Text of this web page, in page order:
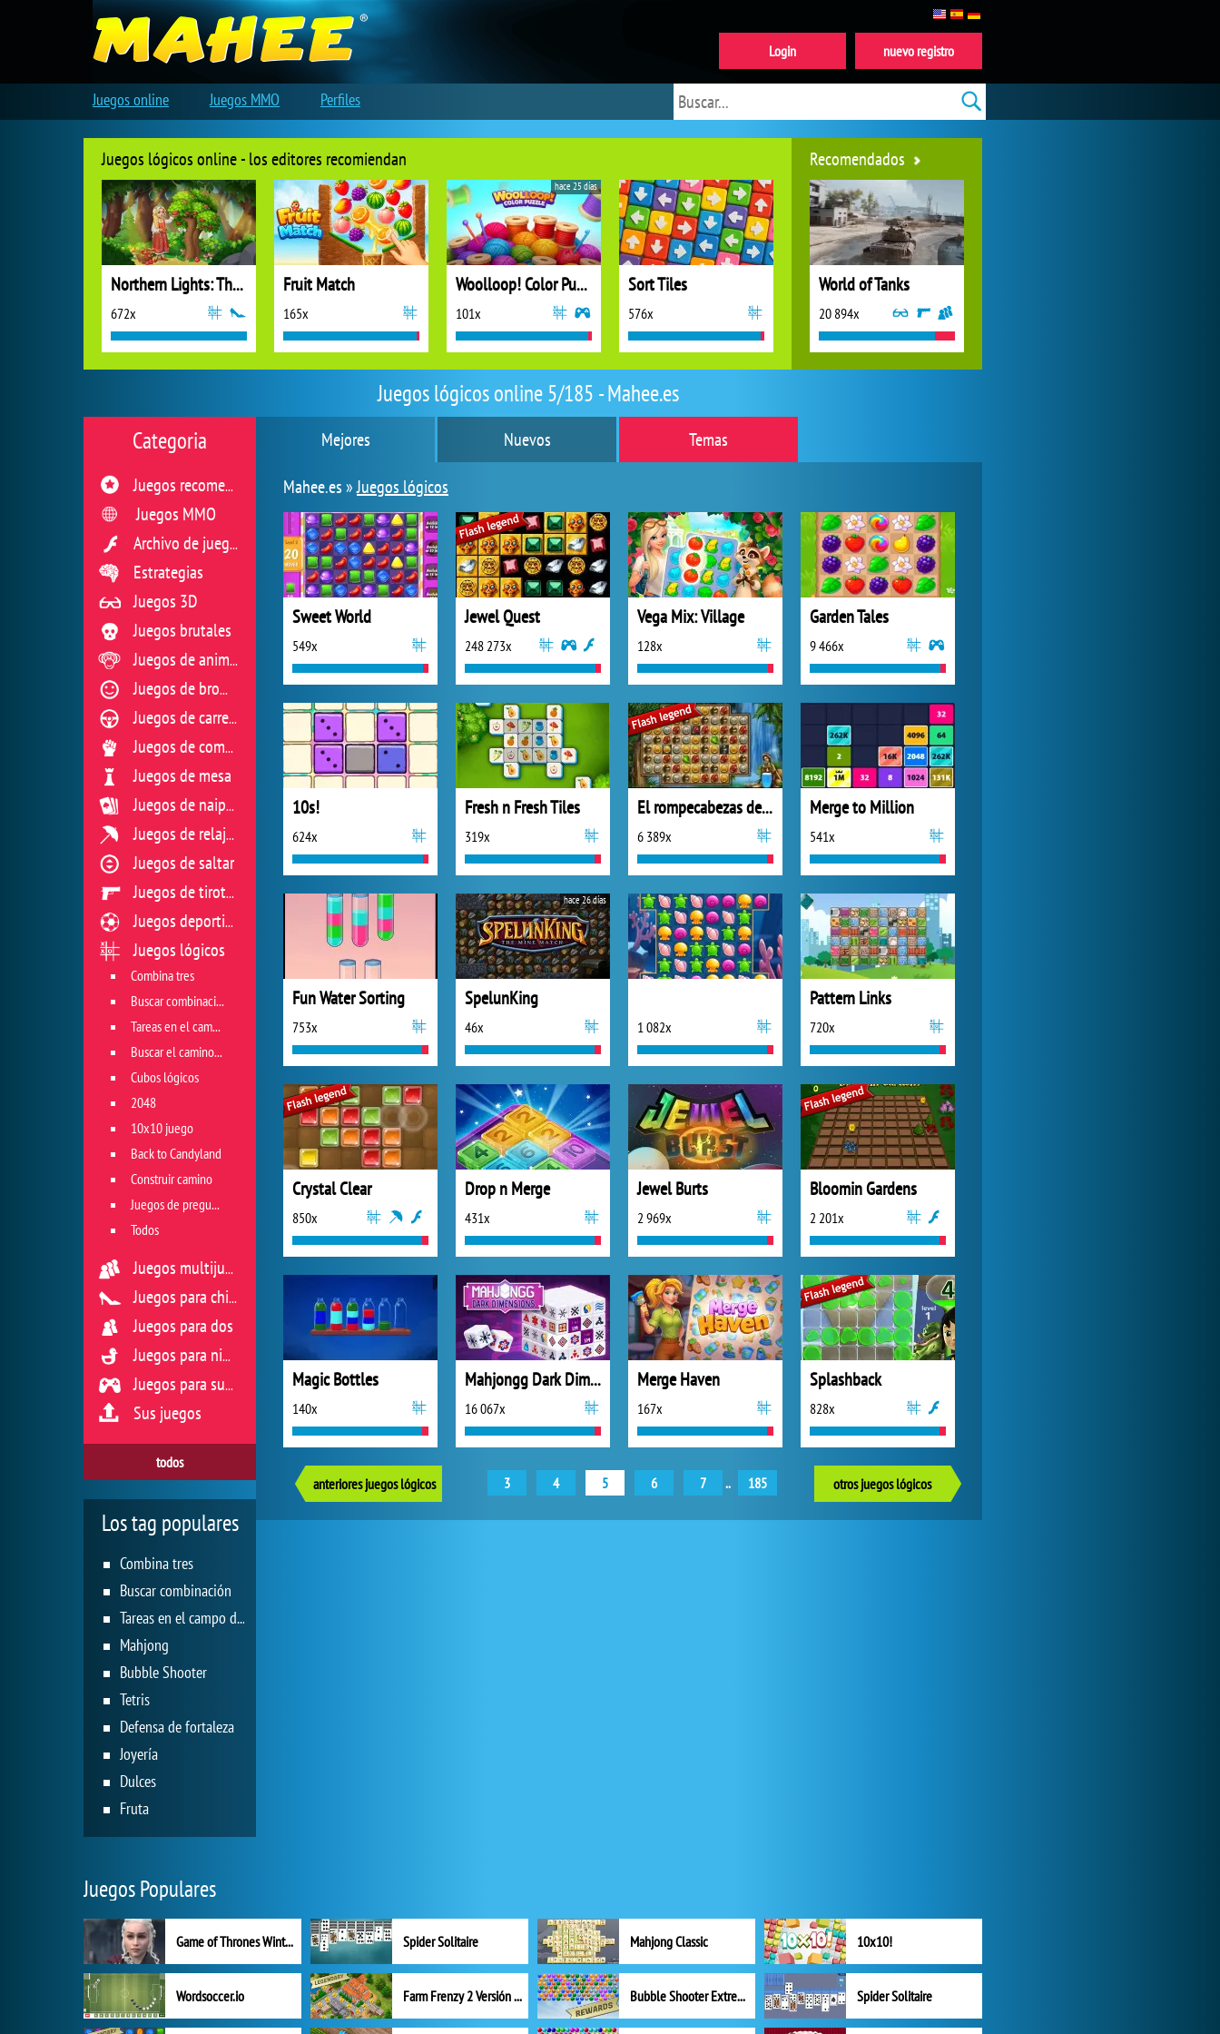
Juegos lógicos online 5/185 - Mahee.es
Mejores Nuevos
Temas
Mahee.es »Juegos lógicos
Sweet World
549x
Jewel Quest
248 273x
Vega Mix: Village
128x
Garden Tales
9 466x
10s!
624x
Fresh n Fresh Tiles
319x
El rompecabezas de Roma
6 389x
Merge to Million
541x
Fun Water Sorting
753x
SpelunKing
46x
hace 26 días
1 082x
Pattern Links
720x
Crystal Clear
850x
Drop n Merge
431x
Jewel Burts
2 969x
Bloomin Gardens
2 201x
Magic Bottles
140x
Mahjongg Dark Dimensions
16 067x
Merge Haven
167x
Splashback
828x
anteriores juegos lógicos 3 4 5 6 7 .. 185 otros juegos lógicos
Categoria
Juegos recomendados
Juegos MMO
Archivo de juegos flash
Estrategias
Juegos 3D
Juegos brutales
Juegos de animales
Juegos de broma
Juegos de carreras
Juegos de combate
Juegos de mesa
Juegos de naipes
Juegos de relajación
Juegos de saltar
Juegos de tiroteo
Juegos deportivos
Juegos lógicos
Combina tres
Buscar combinación
Tareas en el campo de juego
Buscar el camino correcto
Cubos lógicos
2048
10x10 juego
Back to Candyland
Construir camino
Juegos de preguntas
Todos
Juegos multijugador
Juegos para chicas
Juegos para dos
Juegos para niños
Juegos para sus reflejos
Sus juegos
todos
Los tag populares
Combina tres
Buscar combinación
Tareas en el campo de juego
Mahjong
Bubble Shooter
Tetris
Defensa de fortaleza
Joyería
Dulces
Fruta
Juegos lógicos online - los editores recomiendan
Northern Lights: The Secret of the Forest
672x
Fruit Match
165x
Woolloop! Color Puzzle
101x
hace 25 días
Sort Tiles
576x
Recomendados
World of Tanks
20 894x
My Free Zoo
Zoo 2: Animal Park
Juegos Populares
Game of Thrones Winter is Coming Spider Solitaire Mahjong Classic 10x10!
Wordsoccer.io Farm Frenzy 2 Versión completa Bubble Shooter Extreme Spider Solitaire
nuevo registro
Login
Juegos online Juegos MMO Perfiles